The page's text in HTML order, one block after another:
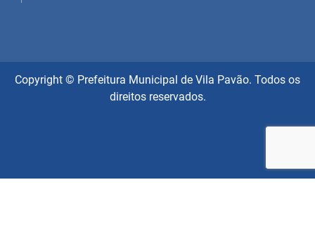
Copyright © Prefeitura Municipal de Vila Pavão. Todos os
direitos reservados.